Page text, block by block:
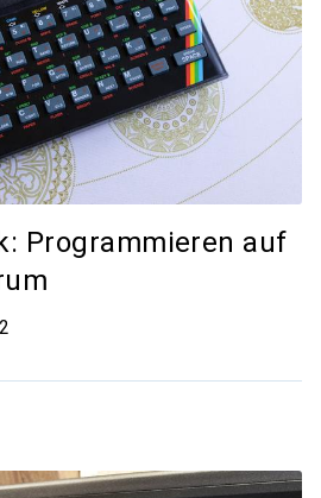
Programmieren auf
2